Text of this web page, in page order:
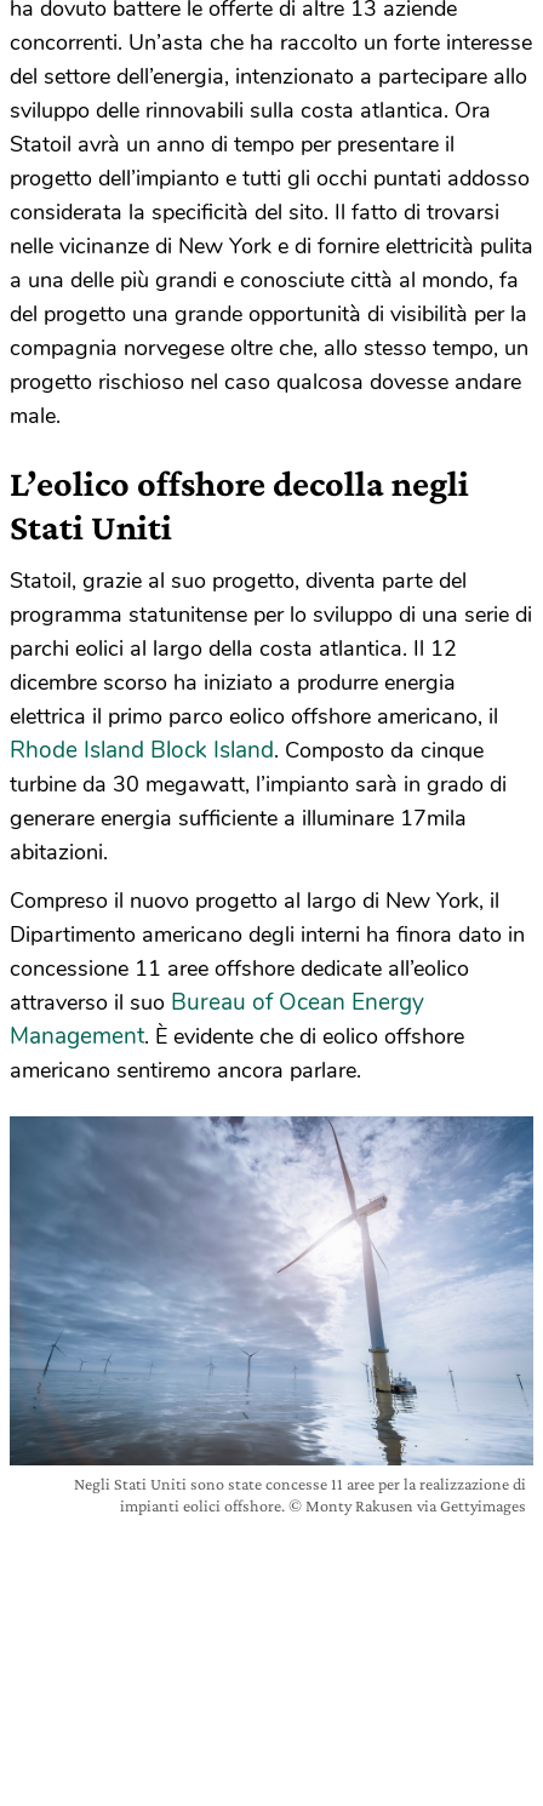
ha dovuto battere le offerte di altre 13 aziende
concorrenti. Un’asta che ha raccolto un forte interesse
del settore dell’energia, intenzionato a partecipare allo
sviluppo delle rinnovabili sulla costa atlantica. Ora
Statoil avrà un anno di tempo per presentare il
progetto dell’impianto e tutti gli occhi puntati addosso
considerata la specificità del sito. Il fatto di trovarsi
nelle vicinanze di New York e di fornire elettricità pulita
a una delle più grandi e conosciute città al mondo, fa
del progetto una grande opportunità di visibilità per la
compagnia norvegese oltre che, allo stesso tempo, un
progetto rischioso nel caso qualcosa dovesse andare
male.
L’eolico offshore decolla negli
Stati Uniti
Statoil, grazie al suo progetto, diventa parte del
programma statunitense per lo sviluppo di una serie di
parchi eolici al largo della costa atlantica. Il 12
dicembre scorso ha iniziato a produrre energia
elettrica il primo parco eolico offshore americano, il
Rhode Island Block Island. Composto da cinque
turbine da 30 megawatt, l’impianto sarà in grado di
generare energia sufficiente a illuminare 17mila
abitazioni.
Compreso il nuovo progetto al largo di New York, il
Dipartimento americano degli interni ha finora dato in
concessione 11 aree offshore dedicate all’eolico
attraverso il suo Bureau of Ocean Energy
Management. È evidente che di eolico offshore
americano sentiremo ancora parlare.
Negli Stati Uniti sono state concesse 11 aree per la realizzazione di
impianti eolici offshore. © Monty Rakusen via Gettyimages